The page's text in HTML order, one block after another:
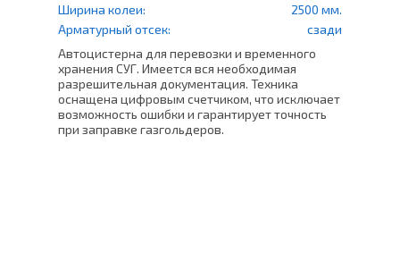
Ширина колеи:
2500 мм.
Арматурный отсек:
сзади
Автоцистерна для перевозки и временного
хранения СУГ. Имеется вся необходимая
разрешительная документация. Техника
оснащена цифровым счетчиком, что исключает
возможность ошибки и гарантирует точность
при заправке газгольдеров.